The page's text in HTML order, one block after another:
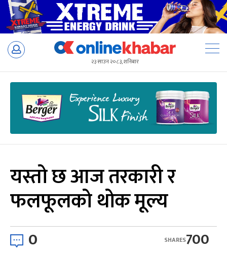
Skip
२३ साउन २०८३, शनिबार
यस्तो छ आज तरकारी र
फलफूलको थोक मूल्य
0 700
SHARES